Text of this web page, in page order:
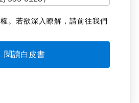
。若欲深入瞭解，請前往我們